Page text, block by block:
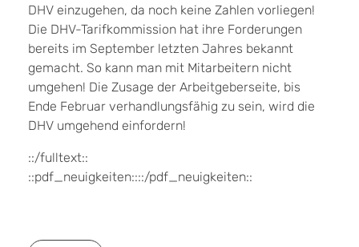
DHV einzugehen, da noch keine Zahlen vorliegen!
Die DHV-Tarifkommission hat ihre Forderungen
bereits im September letzten Jahres bekannt
gemacht. So kann man mit Mitarbeitern nicht
umgehen! Die Zusage der Arbeitgeberseite, bis
Ende Februar verhandlungsfähig zu sein, wird die
DHV umgehend einfordern!
::/fulltext::
::pdf_neuigkeiten::::/pdf_neuigkeiten::